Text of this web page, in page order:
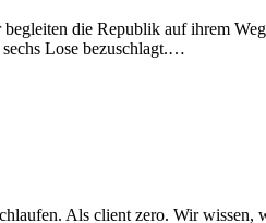
die Republik auf ihrem
Lose bezuschlagt.…
Als client zero. Wir wissen,